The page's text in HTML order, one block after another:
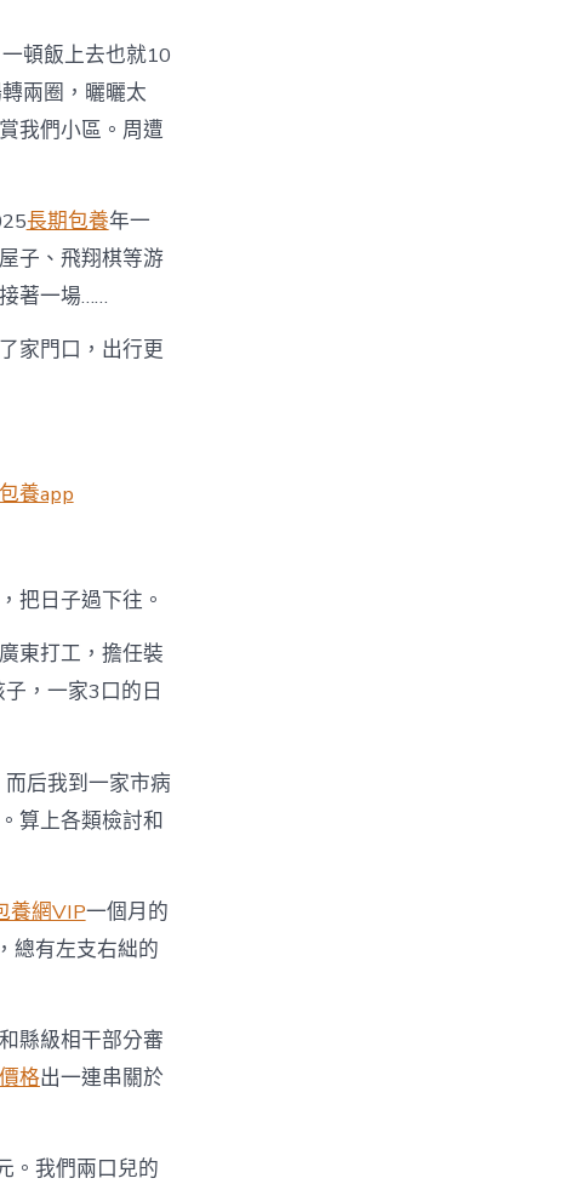
頓飯上去也就10
兩圈，曬曬太
我們小區。周遭
長期包養年一
子、飛翔棋等游
著一場……
家門口，出行更
養app
把日子過下往。
東打工，擔任裝
，一家3口的日
后我到一家市病
算上各類檢討和
養網VIP一個月的
總有左支右絀的
縣級相干部分審
格出一連串關於
。我們兩口兒的